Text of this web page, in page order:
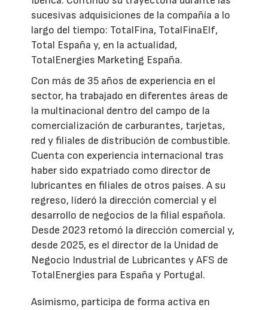
sucesivas adquisiciones de la compañía a lo
largo del tiempo: TotalFina, TotalFinaElf,
Total España y, en la actualidad,
TotalEnergies Marketing España.
Con más de 35 años de experiencia en el
sector, ha trabajado en diferentes áreas de
la multinacional dentro del campo de la
comercialización de carburantes, tarjetas,
red y filiales de distribución de combustible.
Cuenta con experiencia internacional tras
haber sido expatriado como director de
lubricantes en filiales de otros países. A su
regreso, lideró la dirección comercial y el
desarrollo de negocios de la filial española.
Desde 2023 retomó la dirección comercial y,
desde 2025, es el director de la Unidad de
Negocio Industrial de Lubricantes y AFS de
TotalEnergies para España y Portugal.
Asimismo, participa de forma activa en